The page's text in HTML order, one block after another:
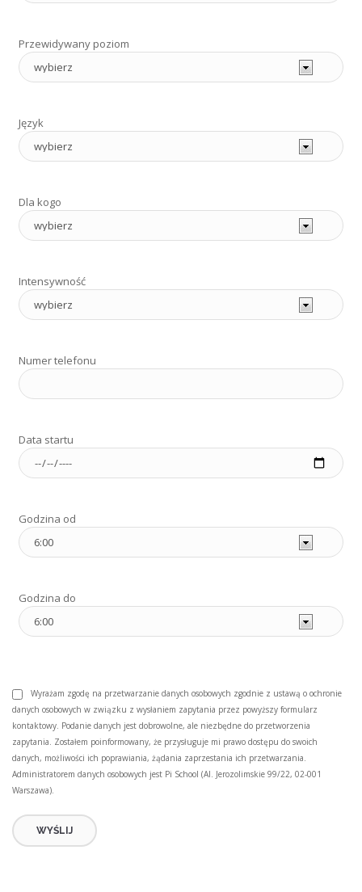
Przewidywany poziom
Język
Dla kogo
Intensywność
Numer telefonu
Data startu
Godzina od
Godzina do
Wyrażam zgodę na przetwarzanie danych osobowych zgodnie z ustawą o ochronie
danych osobowych w związku z wysłaniem zapytania przez powyższy formularz
kontaktowy. Podanie danych jest dobrowolne, ale niezbędne do przetworzenia
zapytania. Zostałem poinformowany, że przysługuje mi prawo dostępu do swoich
danych, możliwości ich poprawiania, żądania zaprzestania ich przetwarzania.
Administratorem danych osobowych jest Pi School (Al. Jerozolimskie 99/22, 02-001
Warszawa).